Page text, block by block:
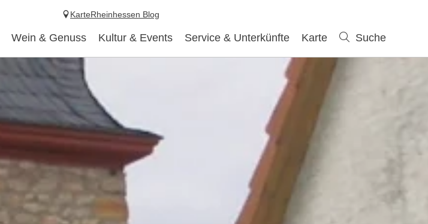
Wein & Genuss Kultur & Events Service & Unterkünfte Karte Suche
KarteRheinhessen Blog